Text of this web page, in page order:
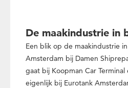
De maakindustrie in
Een blik op de maakindustrie
Amsterdam bij Damen
gaat bij Koopman Car
eigenlijk bij Eurotank